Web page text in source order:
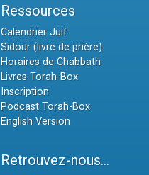
Ressources
Calendrier Juif
Sidour (livre de prière)
Horaires de Chabbath
Livres Torah-Box
Inscription
Podcast Torah-Box
English Version
Retrouvez-nous...